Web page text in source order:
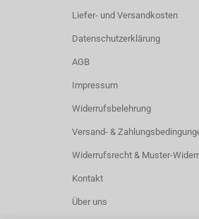
Liefer- und Versandkosten
Datenschutzerklärung
AGB
Impressum
Widerrufsbelehrung
Versand- &
Widerrufsrecht & Muster-
Kontakt
Über uns